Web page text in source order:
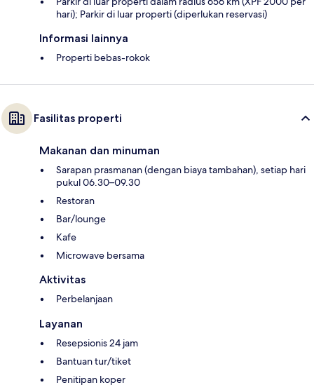
hari); Parkir di luar properti (diperlukan reservasi)
Informasi lainnya
Properti bebas-rokok
Fasilitas properti
Makanan dan minuman
Sarapan prasmanan (dengan biaya tambahan), setiap hari
pukul 06.30–09.30
Restoran
Bar/lounge
Kafe
Microwave bersama
Aktivitas
Perbelanjaan
Layanan
Resepsionis 24 jam
Bantuan tur/tiket
Penitipan koper